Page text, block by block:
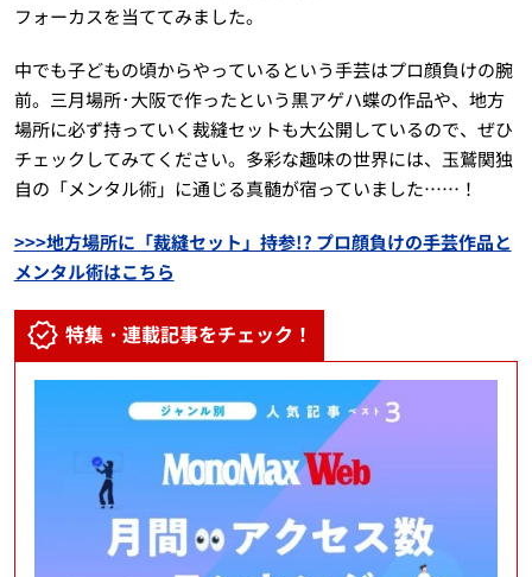
フォーカスを当ててみました。
中でも子どもの頃からやっているという手芸はプロ顔負けの腕
前。三月場所･大阪で作ったという黒アゲハ蝶の作品や、地方
場所に必ず持っていく裁縫セットも大公開しているので、ぜひ
チェックしてみてください。多彩な趣味の世界には、玉鷲関独
自の「メンタル術」に通じる真髄が宿っていました……！
>>>地方場所に「裁縫セット」持参!? プロ顔負けの手芸作品と
メンタル術はこちら
特集・連載記事をチェック！